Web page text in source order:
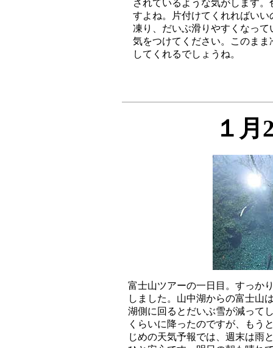
されているような気がします
すよね。片付けてくれればい
凍り、だいぶ滑りやすくなっ
気をつけてください。このま
１月
富士山ツアーの一日目。すっか
しました。山中湖からの富士山
湖側に回るとだいぶ雪が減って
くらいに降ったのですが、もう
じめの天気予報では、週末は雨